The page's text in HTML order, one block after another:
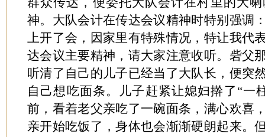
神。大队会计在传达会议精神时特别强调
上开了会，因家里有特殊情况，特让我代
达会议主要精神，请大家注意收听。砦父
听清了自己的儿子已经当了大队长，便突
自己想吃面条。儿子赶紧让媳妇擀了“一
前，看着老父亲吃了一碗面条，满心欢喜
亲开始吃饭了，身体也会渐渐硬朗起来。